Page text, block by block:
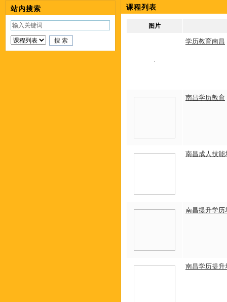
站内搜索 课程列表
图片
学历教育南昌
南昌学历教育
南昌成人技能
南昌提升学历
南昌学历提升